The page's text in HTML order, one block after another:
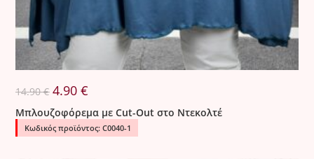
14.90€ Original
price
was:
14.90 €.
4.90€
τιμή
είναι:
4.90 €.
Μπλουζοφόρεμα με Cut-Out στο Ντεκολτέ
Κωδικός προϊόντος: C0040-1